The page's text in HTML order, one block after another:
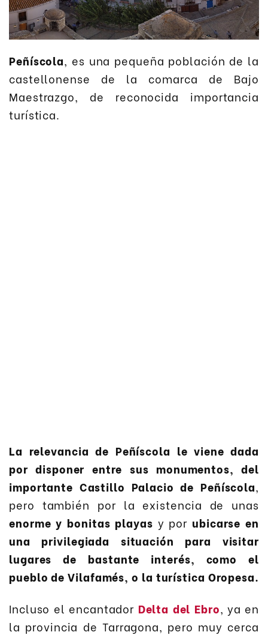
Peñíscola, es una pequeña población de la
castellonense de la comarca de Bajo
Maestrazgo, de reconocida importancia
turística.
La relevancia de Peñíscola le viene dada
por disponer entre sus monumentos, del
importante Castillo Palacio de Peñíscola,
pero también por la existencia de unas
enorme y bonitas playas y por ubicarse en
una privilegiada situación para visitar
lugares de bastante interés, como el
pueblo de Vilafamés, o la turística Oropesa.
Incluso el encantador Delta del Ebro, ya en
la provincia de Tarragona, pero muy cerca